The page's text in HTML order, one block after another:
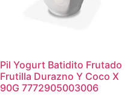
Pil Yogurt Batidito Frutado
Frutilla Durazno Y Coco X
90G 7772905003006